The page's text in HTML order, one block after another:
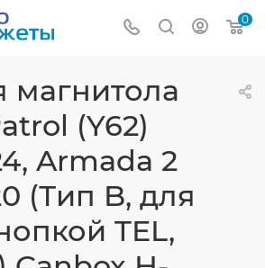
0
магнитола
(Y62)
Armada 2
(Тип B, для
TEL,